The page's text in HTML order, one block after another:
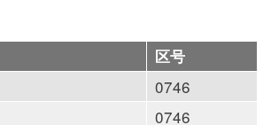
区号
0746
0746